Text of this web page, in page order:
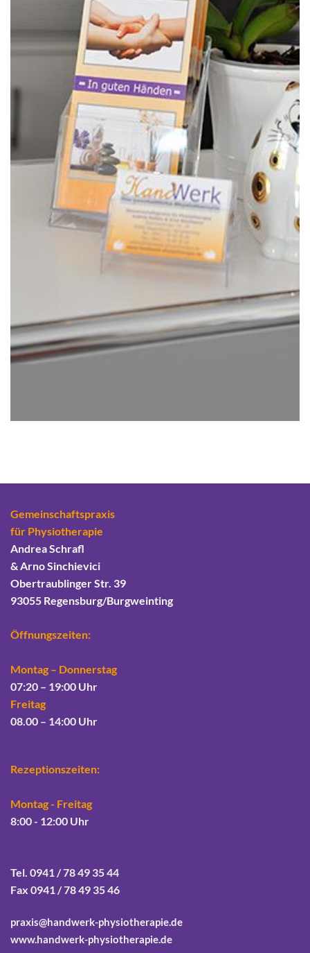
Gemeinschaftspraxis
für Physiotherapie
Andrea Schrafl
& Arno Sinchievici
Obertraublinger Str. 39
93055 Regensburg/Burgweinting
Öffnungszeiten:
Montag – Donnerstag
07:20 – 19:00 Uhr
Freitag
08.00 – 14:00 Uhr
Rezeptionszeiten:
Montag - Freitag
8:00 - 12:00 Uhr
Tel. 0941 / 78 49 35 44
Fax 0941 / 78 49 35 46
praxis@handwerk-physiotherapie.de
www.handwerk-physiotherapie.de